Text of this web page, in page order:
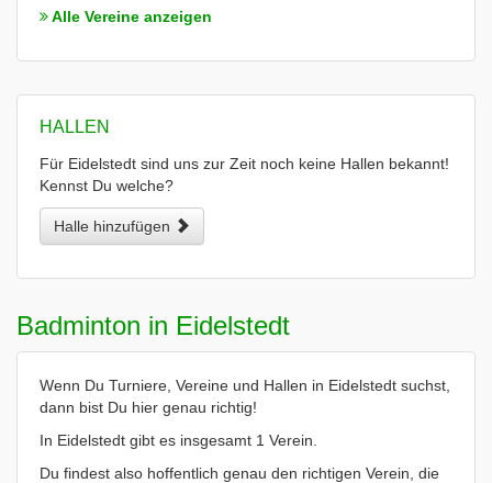
Alle Vereine anzeigen
HALLEN
Für Eidelstedt sind uns zur Zeit noch keine Hallen bekannt!
Kennst Du welche?
Halle hinzufügen
Badminton in Eidelstedt
Wenn Du Turniere, Vereine und Hallen in Eidelstedt suchst,
dann bist Du hier genau richtig!
In Eidelstedt gibt es insgesamt 1 Verein.
Du findest also hoffentlich genau den richtigen Verein, die